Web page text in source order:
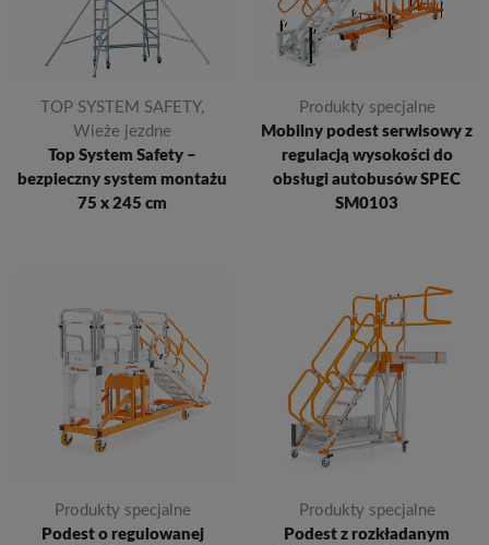
TOP SYSTEM SAFETY,
Wieże jezdne
Top System Safety –
bezpieczny system montażu
75 x 245 cm
Produkty specjalne
Mobilny podest serwisowy z
regulacją wysokości do
obsługi autobusów SPEC
SM0103
Produkty specjalne
Podest o regulowanej
Produkty specjalne
Podest z rozkładanym